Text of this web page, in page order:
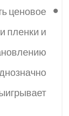
ценовое
пленки и